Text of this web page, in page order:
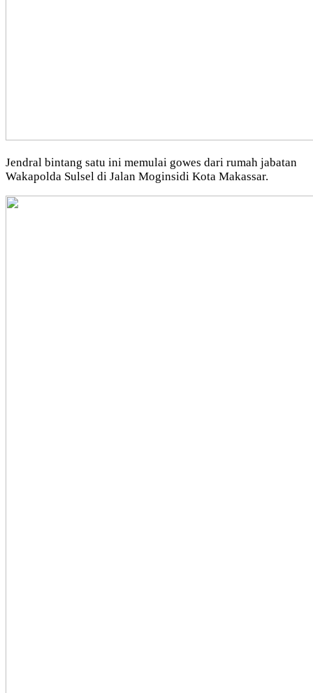
Jendral bintang satu ini memulai gowes dari rumah jabatan
Wakapolda Sulsel di Jalan Moginsidi Kota Makassar.